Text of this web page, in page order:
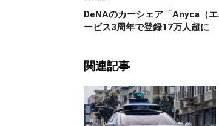
DeNAのカーシェア「Anyca（
ービス3周年で登録17万人超に
関連記事